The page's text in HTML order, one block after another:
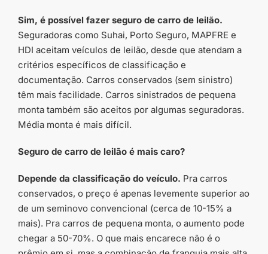
Sim, é possível fazer seguro de carro de leilão.
Seguradoras como Suhai, Porto Seguro, MAPFRE e
HDI aceitam veículos de leilão, desde que atendam a
critérios específicos de classificação e
documentação. Carros conservados (sem sinistro)
têm mais facilidade. Carros sinistrados de pequena
monta também são aceitos por algumas seguradoras.
Média monta é mais difícil.
Seguro de carro de leilão é mais caro?
Depende da classificação do veículo. Pra carros
conservados, o preço é apenas levemente superior ao
de um seminovo convencional (cerca de 10-15% a
mais). Pra carros de pequena monta, o aumento pode
chegar a 50-70%. O que mais encarece não é o